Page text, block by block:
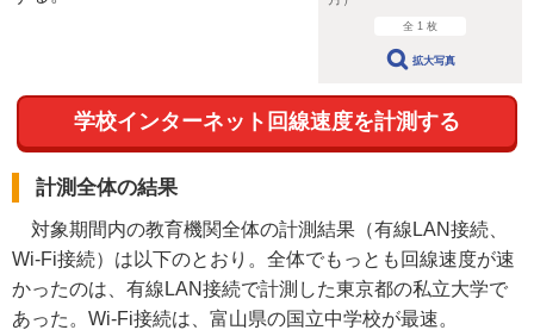
全 1 枚
拡大写真
学校インターネット回線速度を計測する
計測全体の結果
対象期間内の教育機関全体の計測結果（有線LAN接続、
Wi-Fi接続）は以下のとおり。全体でもっとも回線速度が速
かったのは、有線LAN接続で計測した東京都の私立大学で
あった。Wi-Fi接続は、富山県の国立中学校が最速。